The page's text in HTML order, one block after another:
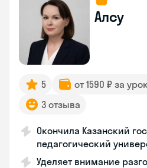
Алсу
5 от 1590 ₽ за
3 отзыва
Окончила Казанский
педагогический
Уделяет внимание